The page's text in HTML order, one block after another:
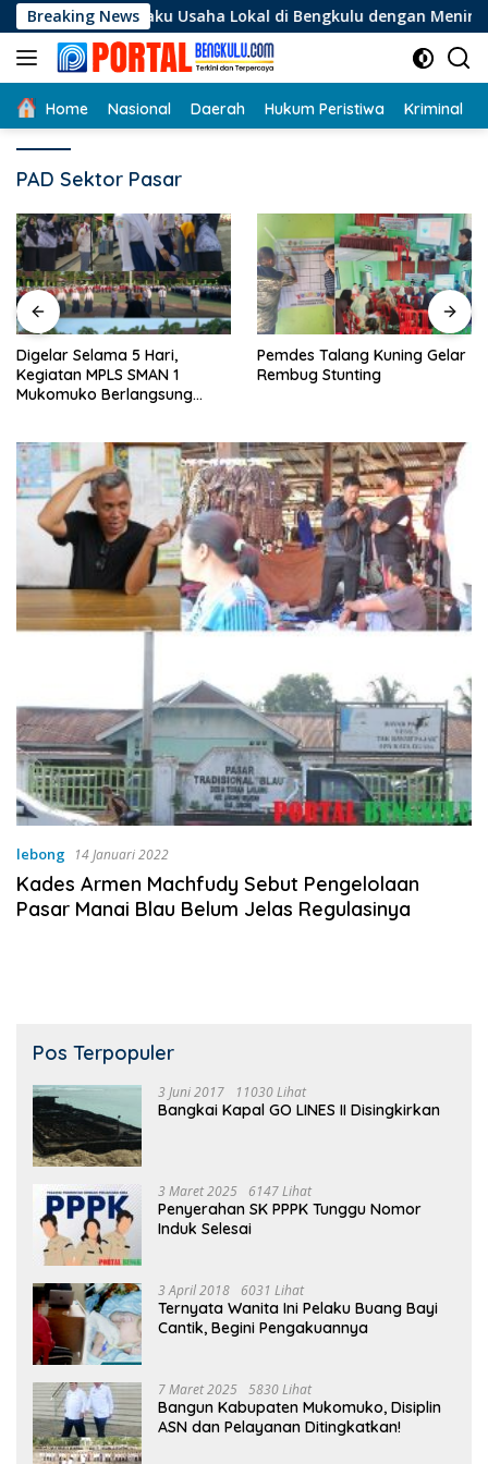
Langsung
ke
konten
Breaking News
Pelaku Usaha Lokal di Bengkulu dengan Meningkatkan
Home Nasional Daerah Hukum Peristiwa Kriminal
PAD Sektor Pasar
Digelar Selama 5 Hari,
Kegiatan MPLS SMAN 1
Mukomuko Berlangsung
Pemdes Talang Kuning Gelar
Rembug Stunting
lebong 14 Januari 2022
Kades Armen Machfudy Sebut Pengelolaan
Pasar Manai Blau Belum Jelas Regulasinya
Pos Terpopuler
3 Juni 2017 11030 Lihat
Bangkai Kapal GO LINES II Disingkirkan
3 Maret 2025 6147 Lihat
Penyerahan SK PPPK Tunggu Nomor
Induk Selesai
3 April 2018 6031 Lihat
Ternyata Wanita Ini Pelaku Buang Bayi
Cantik, Begini Pengakuannya
7 Maret 2025 5830 Lihat
Bangun Kabupaten Mukomuko, Disiplin
ASN dan Pelayanan Ditingkatkan!